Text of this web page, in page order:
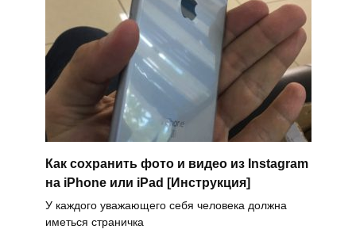
Как сохранить фото и видео из Instagram
на iPhone или iPad [Инструкция]
У каждого уважающего себя человека должна
иметься страничка